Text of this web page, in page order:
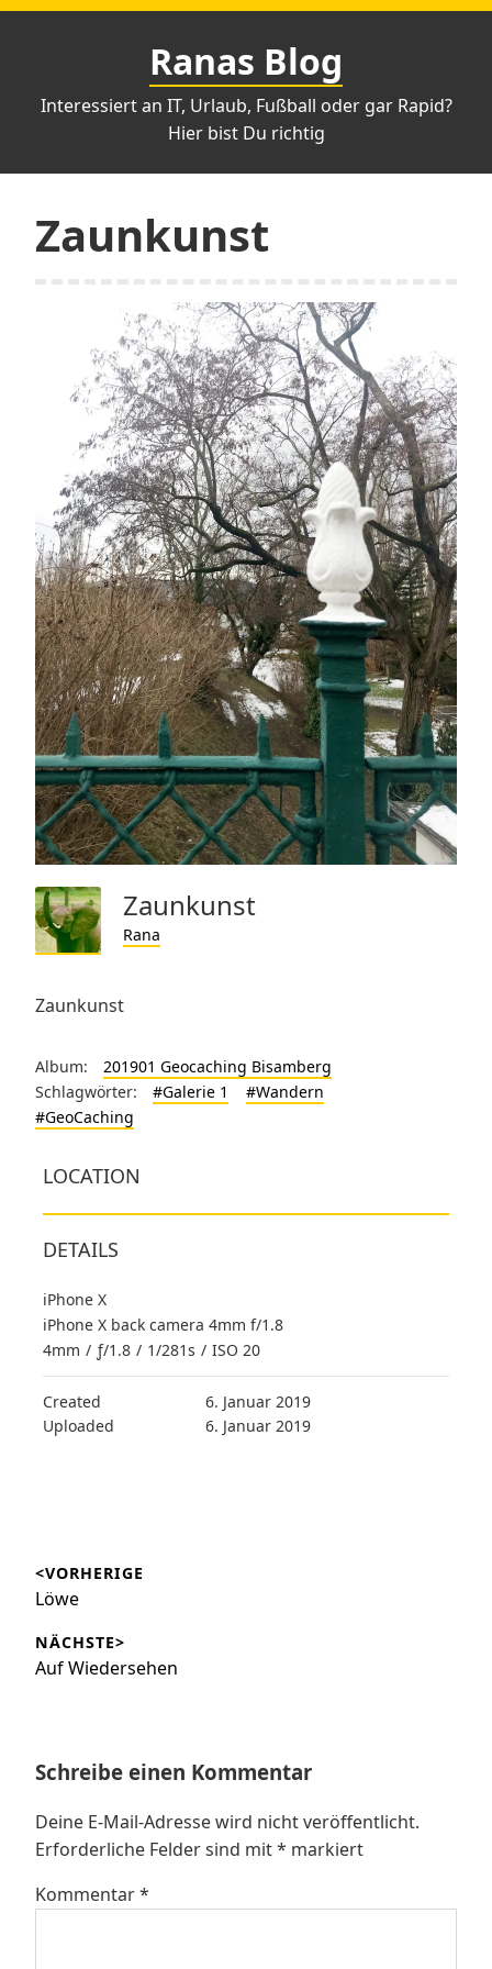
Zum
Ranas Blog
Interessiert an IT, Urlaub, Fußball oder gar Rapid?
Hier bist Du richtig
Zaunkunst
Zaunkunst
Rana
Zaunkunst
Album:
201901 Geocaching Bisamberg
Schlagwörter:
#Galerie 1
#Wandern
#GeoCaching
LOCATION
DETAILS
iPhone X
iPhone X back camera 4mm f/1.8
4mm / ƒ/1.8 / 1/281s / ISO 20
Created
6. Januar 2019
Uploaded
6. Januar 2019
<VORHERIGE
Vorheriger
Löwe
NÄCHSTE>
Nächster
Auf Wiedersehen
Schreibe einen Kommentar
Deine E-Mail-Adresse wird nicht veröffentlicht.
Erforderliche Felder sind mit* markiert
Kommentar*